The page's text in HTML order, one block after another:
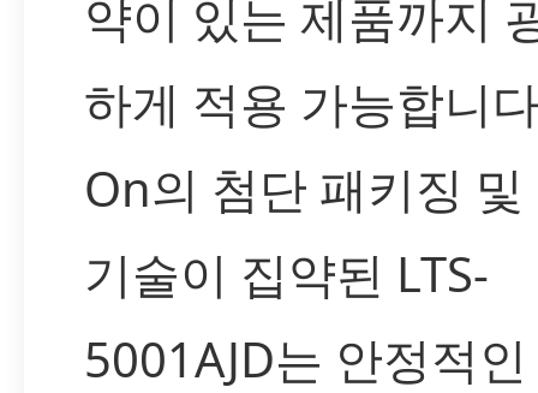
약이 있는 제품까지
하게 적용 가능합니
On의 첨단 패키징 및
기술이 집약된 LTS-
5001AJD는 안정적